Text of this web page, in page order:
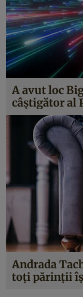
A avut loc
câştigător al
Andrada
toţi părinţii